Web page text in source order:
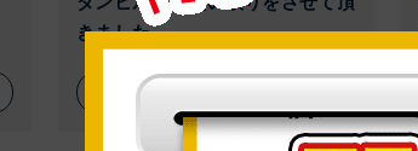
きました。